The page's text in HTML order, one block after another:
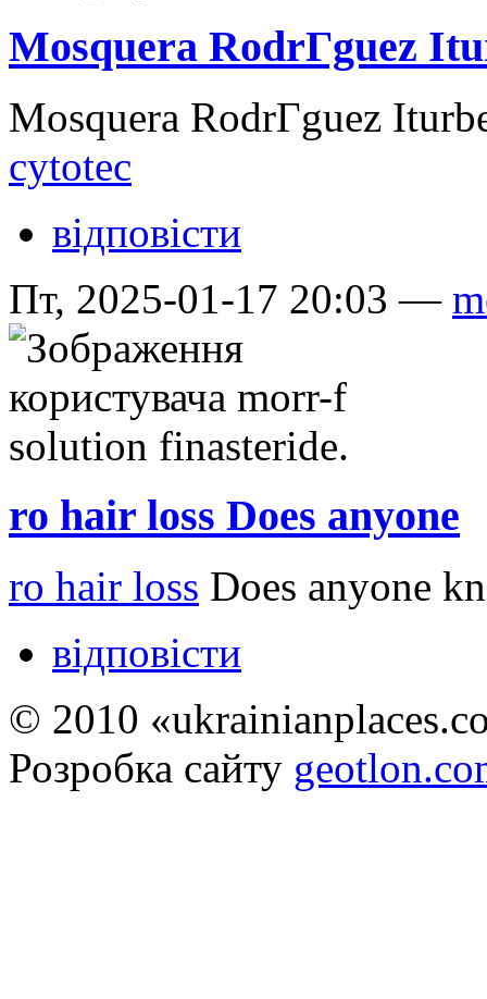
Mosquera RodrГ­guez
Mosquera RodrГ­guez
cytotec
відповісти
Пт, 2025-01-17 20:03 —
ro hair loss Does anyone
ro hair loss Does anyone
відповісти
© 2010
Розробка сайту